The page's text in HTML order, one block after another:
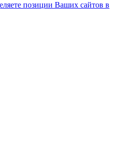
позиции Ваших сайтов в